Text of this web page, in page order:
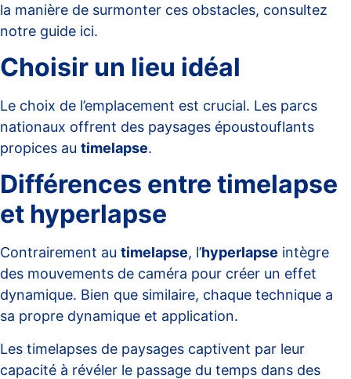
la manière de surmonter ces obstacles, consultez
notre guide ici.
Choisir un lieu idéal
Le choix de l’emplacement est crucial. Les parcs
nationaux offrent des paysages époustouflants
propices au timelapse.
Différences entre timelapse
et hyperlapse
Contrairement au timelapse, l’hyperlapse intègre
des mouvements de caméra pour créer un effet
dynamique. Bien que similaire, chaque technique a
sa propre dynamique et application.
Les timelapses de paysages captivent par leur
capacité à révéler le passage du temps dans des